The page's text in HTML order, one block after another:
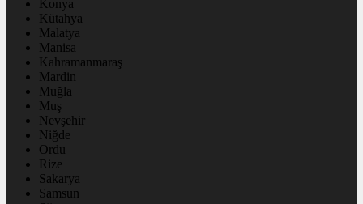
Konya
Kütahya
Malatya
Manisa
Kahramanmaraş
Mardin
Muğla
Muş
Nevşehir
Niğde
Ordu
Rize
Sakarya
Samsun